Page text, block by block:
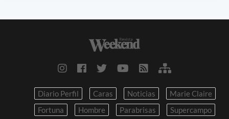
Diario Perfil Caras Noticias
Marie Claire
Fortuna
Hombre Parabrisas
Supercampo